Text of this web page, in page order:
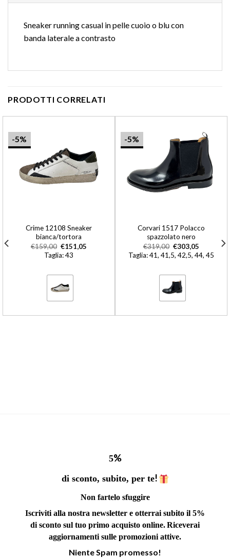
Sneaker running casual in pelle cuoio o blu con
banda laterale a contrasto
PRODOTTI CORRELATI
-5%
Crime 12108 Sneaker
bianca/tortora
€159,00 €151,05
Taglia: 43
-5%
Corvari 1517 Polacco
spazzolato nero
€319,00 €303,05
Taglia: 41, 41,5, 42,5, 44, 45
5%
di sconto, subito, per te!
Non fartelo sfuggire
Iscriviti alla nostra newsletter e otterrai subito il 5%
di sconto sul tuo primo acquisto online.Riceverai
aggiornamenti sulle promozioni attive.
Niente Spam promesso!